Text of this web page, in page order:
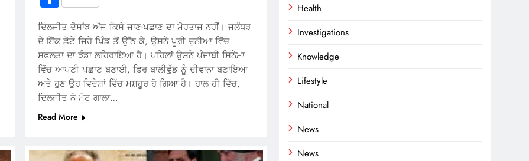
ਦਿਲਜੀਤ ਦੋਸਾਂਝ ਅੱਜ ਕਿਸੇ ਜਾਣ-ਪਛਾਣ ਦਾ ਮੋਹਤਾਜ ਨਹੀਂ। ਜਲੰਧਰ
ਦੇ ਇੱਕ ਛੋਟੇ ਜਿਹੇ ਪਿੰਡ ਤੋਂ ਉੱਠ ਕੇ, ਉਸਨੇ ਪੂਰੀ ਦੁਨੀਆ ਵਿੱਚ
ਸਫਲਤਾ ਦਾ ਝੰਡਾ ਲਹਿਰਾਇਆ ਹੈ। ਪਹਿਲਾਂ ਉਸਨੇ ਪੰਜਾਬੀ ਸਿਨੇਮਾ
ਵਿੱਚ ਆਪਣੀ ਪਛਾਣ ਬਣਾਈ, ਫਿਰ ਬਾਲੀਵੁੱਡ ਨੂੰ ਦੀਵਾਨਾ ਬਣਾਇਆ
ਅਤੇ ਹੁਣ ਉਹ ਵਿਦੇਸ਼ਾਂ ਵਿੱਚ ਮਸ਼ਹੂਰ ਹੋ ਗਿਆ ਹੈ। ਹਾਲ ਹੀ ਵਿੱਚ,
ਦਿਲਜੀਤ ਨੇ ਮੇਟ ਗਾਲਾ…
Read More
Health
Investigations
Knowledge
Lifestyle
National
News
News